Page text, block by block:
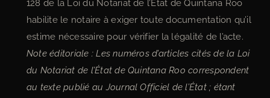
128 de la Loi du Notariat de l’État de Quintana Roo
habilite le notaire à exiger toute documentation qu’il
estime nécessaire pour vérifier la légalité de l’acte.
Note éditoriale : Les numéros d’articles cités de la Loi
du Notariat de l’État de Quintana Roo correspondent
au texte publié au Journal Officiel de l’État ; étant